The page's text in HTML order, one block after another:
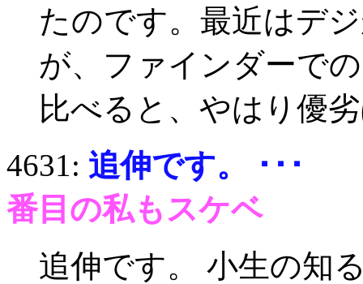
たのです。最近はデ
が、ファインダーで
比べると、やはり優
4631: 追伸です。 ･･･
番目の私もスケベ
追伸です。 小生の知